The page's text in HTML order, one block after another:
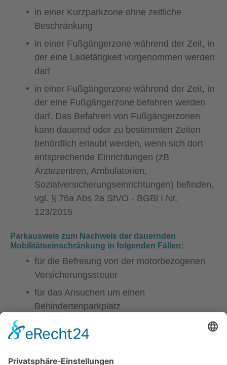
in einer Kurzparkzone ohne zeitliche
Beschränkung
in einer Fußgängerzone während der Zeit, in
der eine Ladetätigkeit vorgenommen werden
darf
in einer Fußgängerzone während der Zeit, in
der eine Fußgängerzone befahren werden
darf. Das Befahren von Fußgängerzonen
kann dauernd oder zu bestimmten Zeiten
behördlich erlaubt werden, wenn sich dort
entsprechende Einrichtungen (zB
Ärztezentren, Ambulatorien,
Sozialversicherungseinrichtungen) befinden,
vgl. § 76a Abs 2a StVO - BGBl I Nr.
123/2015
Parkausweis zum Nachweis der dauernden
Mobilitätseinschränkung in folgenden Fällen:
für die Befreiung von der motorbezogenen
Versicherungssteuer
für das Ansuchen um einen
Behindertenparkplatz
Absetzmöglichkeiten
für die Befreiung von der Parkgebühr